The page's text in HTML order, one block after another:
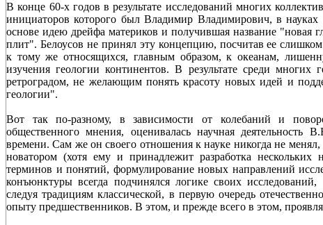
В конце 60-х годов в результате исследований многих
инициаторов которого был Владимир Владимирович, в науках
основе идею дрейфа материков и получившая название "новая
плит". Белоусов не принял эту концепцию, посчитав ее
к тому же относящихся, главным образом, к океанам,
изучения геологии континентов. В результате среди многих
ретроградом, не желающим понять красоту новых идей и
геологии".
Вот так по-разному, в зависимости от колебаний и
общественного мнения, оценивалась научная
времени. Сам же он своего отношения к науке никогда не
новатором (хотя ему и принадлежит разработка
терминов и понятий, формулирование новых направлений
конъюнктуры всегда подчинялся логике своих
следуя традициям классической, в первую очередь
опыту предшественников. В этом, и прежде всего в этом,